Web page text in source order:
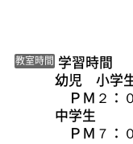
教室時間 学習時間
幼児　小学
ＰＭ２：
中学生
ＰＭ７